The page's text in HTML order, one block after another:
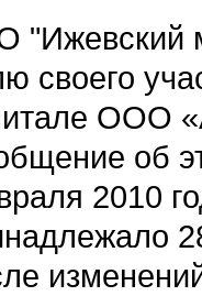
"Ижевский
своего
ООО
об
2010